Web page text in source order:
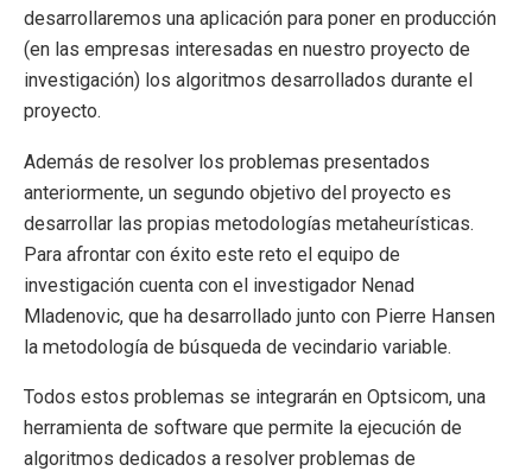
desarrollaremos una aplicación para poner en producción
(en las empresas interesadas en nuestro proyecto de
investigación) los algoritmos desarrollados durante el
proyecto.
Además de resolver los problemas presentados
anteriormente, un segundo objetivo del proyecto es
desarrollar las propias metodologías metaheurísticas.
Para afrontar con éxito este reto el equipo de
investigación cuenta con el investigador Nenad
Mladenovic, que ha desarrollado junto con Pierre Hansen
la metodología de búsqueda de vecindario variable.
Todos estos problemas se integrarán en Optsicom, una
herramienta de software que permite la ejecución de
algoritmos dedicados a resolver problemas de